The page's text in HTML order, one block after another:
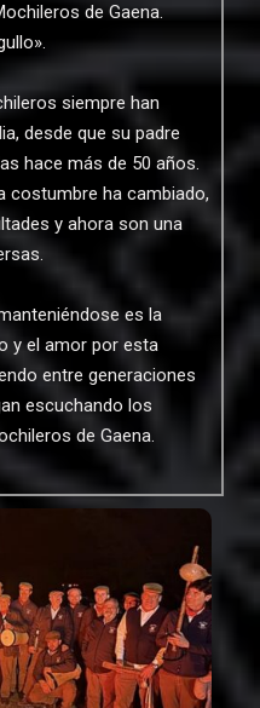
de Gaena.
siempre han
desde que su padre
hace más de 50 años.
costumbre ha cambiado,
y ahora son una
es la
y el amor por esta
entre generaciones
escuchando los
de Gaena.